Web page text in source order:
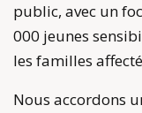
public, avec un
000 jeunes
les familles
Nous accordons